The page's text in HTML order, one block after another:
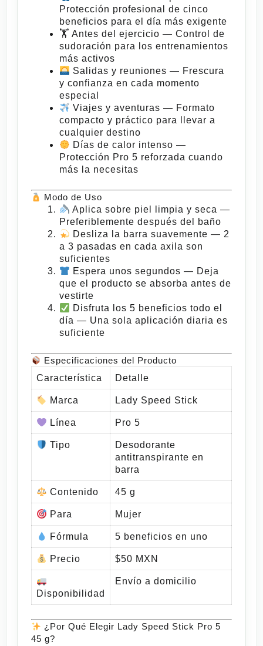
Protección profesional de cinco
beneficios para el día más exigente
🏋️ Antes del ejercicio — Control de
sudoración para los entrenamientos
más activos
Salidas y reuniones — Frescura
y confianza en cada momento
especial
Viajes y aventuras — Formato
compacto y práctico para llevar a
cualquier destino
Días de calor intenso —
Protección Pro 5 reforzada cuando
más la necesitas
Modo de Uso
Aplica sobre piel limpia y seca —
Preferiblemente después del baño
Desliza la barra suavemente — 2
a 3 pasadas en cada axila son
suficientes
Espera unos segundos — Deja
que el producto se absorba antes de
vestirte
Disfruta los 5 beneficios todo el
día — Una sola aplicación diaria es
suficiente
Especificaciones del Producto
Característica
Detalle
Marca Lady Speed Stick
Línea Pro 5
Tipo
Desodorante
antitranspirante en
barra
Contenido 45 g
Para Mujer
Fórmula 5 beneficios en uno
Precio $50 MXN
Disponibilidad
Envío a domicilio
¿Por Qué Elegir Lady Speed Stick Pro 5
45 g?